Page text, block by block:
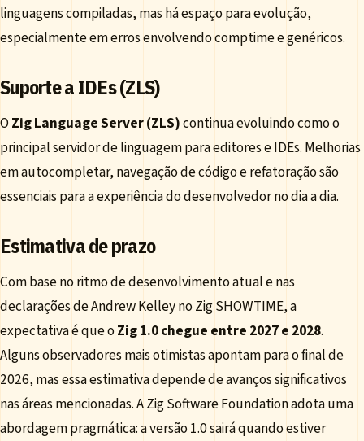
linguagens compiladas, mas há espaço para evolução,
especialmente em erros envolvendo comptime e genéricos.
Suporte a IDEs (ZLS)
OZig Language Server (ZLS)continua evoluindo como o
principal servidor de linguagem para editores e IDEs. Melhorias
em autocompletar, navegação de código e refatoração são
essenciais para a experiência do desenvolvedor no dia a dia.
Estimativa de prazo
Com base no ritmo de desenvolvimento atual e nas
declarações de Andrew Kelley no Zig SHOWTIME, a
expectativa é que oZig 1.0 chegue entre 2027 e 2028.
Alguns observadores mais otimistas apontam para o final de
2026, mas essa estimativa depende de avanços significativos
nas áreas mencionadas. A Zig Software Foundation adota uma
abordagem pragmática: a versão 1.0 sairá quando estiver